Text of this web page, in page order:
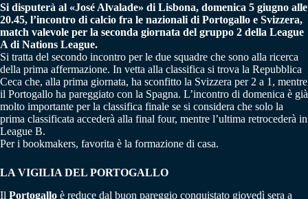
Si disputerà al «José Alvalade» di Lisbona, domenica 5 giugno alle
20.45, l’incontro di calcio fra le nazionali di Portogallo e Svizzera,
match valevole per la seconda giornata del gruppo 2 della League
A di Nations League.
Si tratta del secondo incontro per le due squadre che sono alla ricerca
della prima affermazione. In vetta alla classifica si trova la Repubblica
Ceca che, alla prima giornata, ha sconfitto la Svizzera per 2 a 1, mentre
il Portogallo ha pareggiato con la Spagna. L’incontro di domenica è già
molto importante per la classifica finale se si considera che solo la
prima classificata accederà alla final four, mentre l’ultima retrocederà in
League B.
Per i bookmakers, favorita è la formazione di casa.
LA VIGILIA DEL PORTOGALLO
Il Portogallo è reduce dal buon pareggio conquistato giovedì sera a